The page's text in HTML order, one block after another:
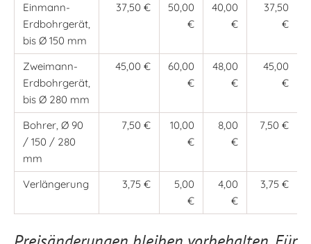
Einmann-
Erdbohrgerät,
bis Ø 150 mm
37,50 €
50,00
€
40,00
€
37,50
€
Zweimann-
Erdbohrgerät,
bis Ø 280 mm
45,00 €
60,00
€
48,00
€
45,00
€
Bohrer, Ø 90
/ 150 / 280
mm
7,50 €
10,00
€
8,00
€
7,50 €
Verlängerung 3,75 €
5,00
€
4,00
€
3,75 €